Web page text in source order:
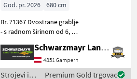
God. pr. 2026
680 cm
Br. 71367 Dvostrane grablje
- s radnom širinom od 6, 8
krakovima zupčanika
(transportna visina 3990
mm) - s 4 dvostruka
Schwarzmayr Landtechnik GmbH - Gampern
4851 Gampern
Strojevi i
Premium Gold trgovac